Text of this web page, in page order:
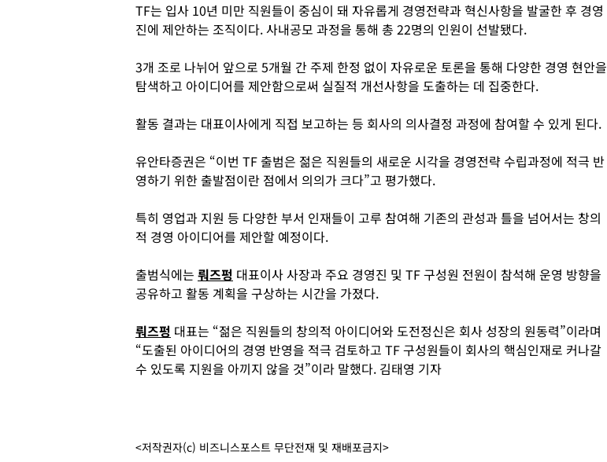
TF는 입사 10년 미만 직원들이 중심이 돼 자유롭게 경영전략과 혁신사항을 발굴한 후 경영
진에 제안하는 조직이다. 사내공모 과정을 통해 총 22명의 인원이 선발됐다.
3개 조로 나뉘어 앞으로 5개월 간 주제 한정 없이 자유로운 토론을 통해 다양한 경영 현안을
탐색하고 아이디어를 제안함으로써 실질적 개선사항을 도출하는 데 집중한다.
활동 결과는 대표이사에게 직접 보고하는 등 회사의 의사결정 과정에 참여할 수 있게 된다.
유안타증권은 “이번 TF 출범은 젊은 직원들의 새로운 시각을 경영전략 수립과정에 적극 반
영하기 위한 출발점이란 점에서 의의가 크다”고 평가했다.
특히 영업과 지원 등 다양한 부서 인재들이 고루 참여해 기존의 관성과 틀을 넘어서는 창의
적 경영 아이디어를 제안할 예정이다.
출범식에는 뤄즈펑 대표이사 사장과 주요 경영진 및 TF 구성원 전원이 참석해 운영 방향을
공유하고 활동 계획을 구상하는 시간을 가졌다.
뤄즈펑 대표는 “젊은 직원들의 창의적 아이디어와 도전정신은 회사 성장의 원동력”이라며
“도출된 아이디어의 경영 반영을 적극 검토하고 TF 구성원들이 회사의 핵심인재로 커나갈
수 있도록 지원을 아끼지 않을 것”이라 말했다. 김태영 기자
<저작권자(c) 비즈니스포스트 무단전재 및 재배포금지>